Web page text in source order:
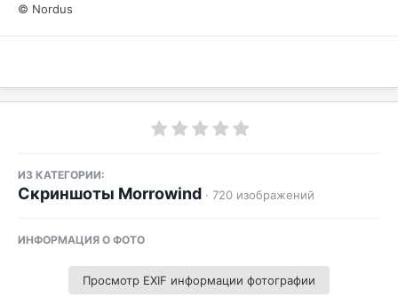
© Nordus
ИЗ КАТЕГОРИИ:
Скриншоты Morrowind · 720 изображений
ИНФОРМАЦИЯ О ФОТО
Просмотр EXIF информации фотографии